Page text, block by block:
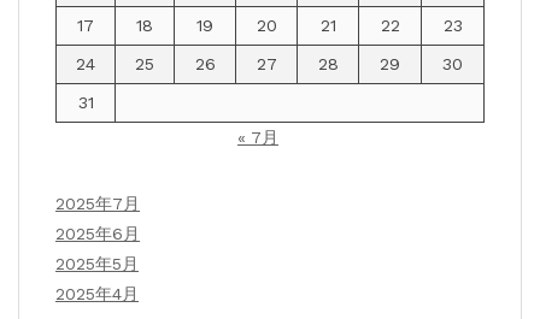
17
18 19 20 21 22
23
24
25 26 27 28 29
30
31
« 7月
2025年7月
2025年6月
2025年5月
2025年4月